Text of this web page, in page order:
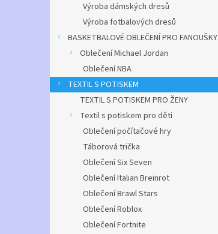
Výroba dámských dresů
Výroba fotbalových dresů
BASKETBALOVÉ OBLEČENÍ PRO FANOUŠKY
Oblečení Michael Jordan
Oblečení NBA
TEXTIL S POTISKEM
TEXTIL S POTISKEM PRO ŽENY
Textil s potiskem pro děti
Oblečení počítačové hry
Táborová trička
Oblečení Six Seven
Oblečení Italian Breinrot
Oblečení Brawl Stars
Oblečení Roblox
Oblečení Fortnite